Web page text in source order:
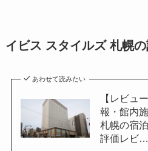
イビス スタイルズ 札幌
あわせて読みたい
【レビュ
報・館内
札幌の宿
評価レビ…